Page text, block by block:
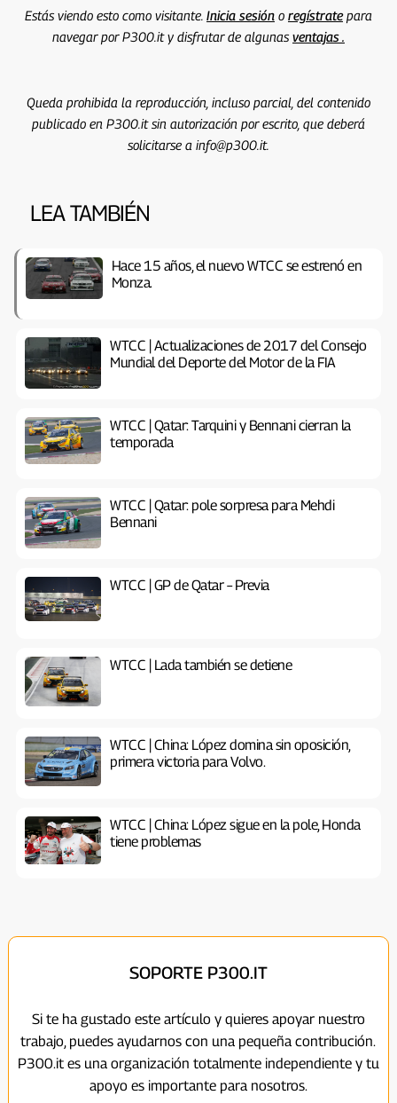
Estás viendo esto como visitante. Inicia sesióno regístratepara
navegar por P300.it y disfrutar de algunasventajas .
Queda prohibida la reproducción, incluso parcial, del contenido
publicado en P300.it sin autorización por escrito, que deberá
solicitarse a info@p300.it.
LEA TAMBIÉN
Hace 15 años, el nuevo WTCC se estrenó en
Monza.
WTCC | Actualizaciones de 2017 del Consejo
Mundial del Deporte del Motor de la FIA
WTCC | Qatar: Tarquini y Bennani cierran la
temporada
WTCC | Qatar: pole sorpresa para Mehdi
Bennani
WTCC | GP de Qatar – Previa
WTCC | Lada también se detiene
WTCC | China: López domina sin oposición,
primera victoria para Volvo.
WTCC | China: López sigue en la pole, Honda
tiene problemas
SOPORTE P300.IT
Si te ha gustado este artículo y quieres apoyar nuestro
trabajo, puedes ayudarnos con una pequeña contribución.
P300.it es una organización totalmente independiente y tu
apoyo es importante para nosotros.